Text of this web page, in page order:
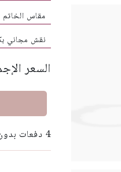
مقاس الخاتم
نقش مجاني
السعر
4 دفعات بدون فوائد بقيمة 100 دولار مع